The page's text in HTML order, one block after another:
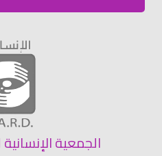
الجمعية الإنسانية